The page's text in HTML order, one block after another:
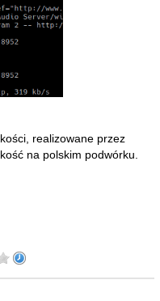
realizowane przez
na polskim podwórku.